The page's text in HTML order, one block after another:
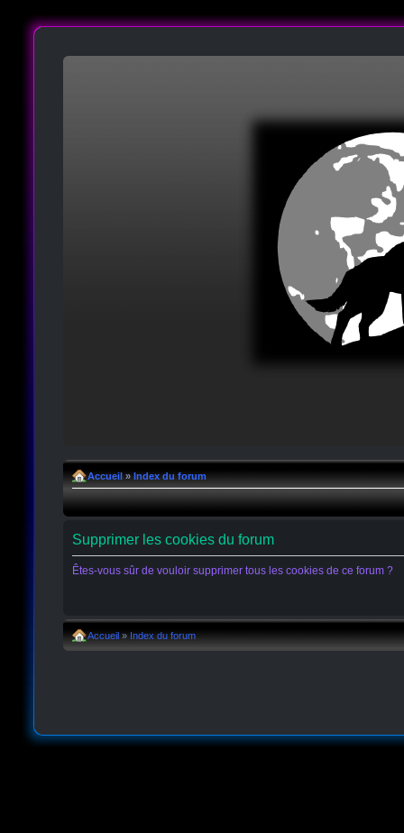
Accueil » Index du forum
Supprimer les cookies du forum
Êtes-vous sûr de vouloir supprimer tous les cookies de ce forum ?
Accueil » Index du forum